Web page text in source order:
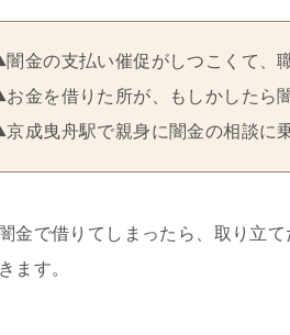
闇金の支払い催促がしつこくて、
お金を借りた所が、もしかしたら
京成曳舟駅で親身に闇金の相談に
金で借りてしまったら、取り立
ます。